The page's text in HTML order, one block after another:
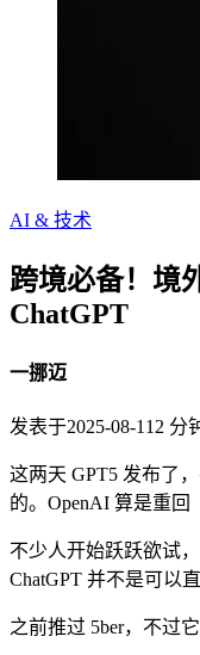
AI & 技术
跨境必备！境
ChatGPT
一挪迈
发表于2025-08-11 2 分
这两天 GPT5 发布了
的。OpenAI 算是重回
不少人开始跃跃欲试
ChatGPT 并不是可以
之前推过 5ber，不过